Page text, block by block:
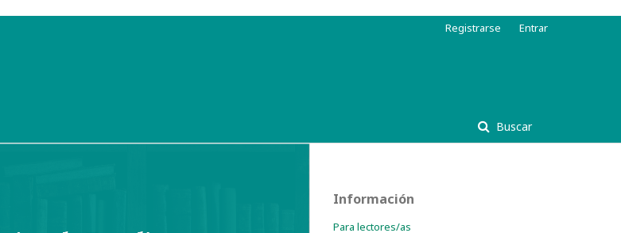
Buscar
Registrarse Entrar
Información
Para lectores/as